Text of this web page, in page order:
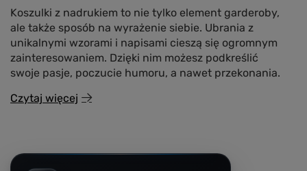
Koszulki z nadrukiem to nie tylko element garderoby,
ale także sposób na wyrażenie siebie. Ubrania z
unikalnymi wzorami i napisami cieszą się ogromnym
zainteresowaniem. Dzięki nim możesz podkreślić
swoje pasje, poczucie humoru, a nawet przekonania.
Czytaj więcej